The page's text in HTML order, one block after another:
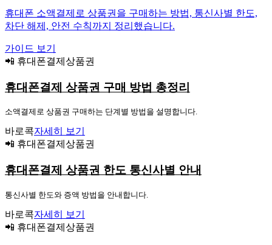
휴대폰 소액결제로 상품권을 구매하는 방법, 통신사별 한도,
차단 해제, 안전 수칙까지 정리했습니다.
가이드 보기
📲 휴대폰결제상품권
휴대폰결제 상품권 구매 방법 총정리
소액결제로 상품권 구매하는 단계별 방법을 설명합니다.
바로콕자세히 보기
📲 휴대폰결제상품권
휴대폰결제 상품권 한도 통신사별 안내
통신사별 한도와 증액 방법을 안내합니다.
바로콕자세히 보기
📲 휴대폰결제상품권